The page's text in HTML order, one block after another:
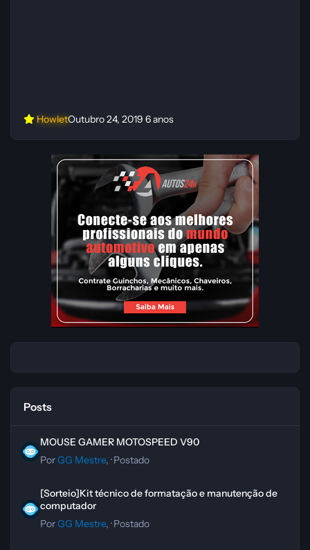
HowletOutubro 24, 20196 anos
Posts
MOUSE GAMER MOTOSPEED V90
PorGG Mestre, ·Postado
[Sorteio]Kit técnico de formatação e manutenção de
computador
PorGG Mestre, ·Postado